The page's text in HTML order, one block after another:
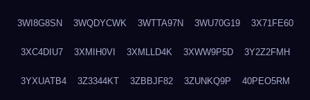
3WI8G8SN 3WQDYCWK 3WTTA97N 3WU70G19 3X71FE60
3XC4DIU7 3XMIH0VI 3XMLLD4K 3XWW9P5D 3Y2Z2FMH
3YXUATB4 3Z3344KT 3ZBBJF82 3ZUNKQ9P 40PEO5RM